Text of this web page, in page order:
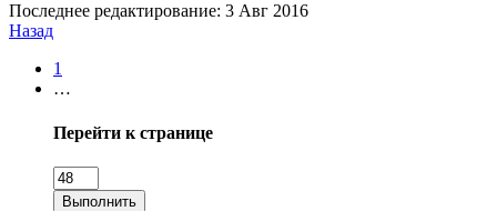
Последнее редактирование: 3 Авг 2016
Назад
1
…
Перейти к странице
Выполнить